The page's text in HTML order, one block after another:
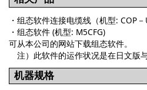
・组态软件连接电缆线（机型: COP－
・组态软件 (机型: M5CFG)
可从本公司的网站下载组态软件。
注）此软件的运作状况是在日文版
机器规格